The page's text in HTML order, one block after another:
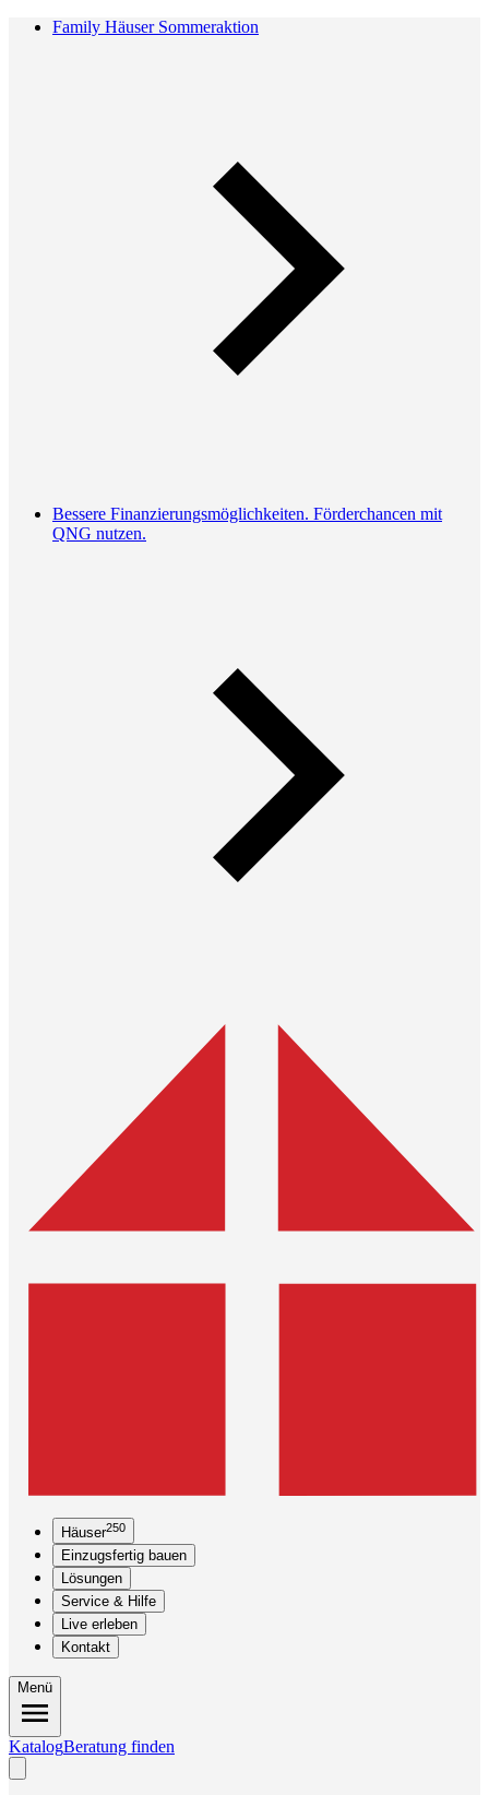
Family Häuser Sommeraktion
Bessere Finanzierungsmöglichkeiten. Förderchancen mit
QNG nutzen.
Häuser250
Einzugsfertig bauen
Lösungen
Service & Hilfe
Live erleben
Kontakt
Menü
KatalogBeratung finden